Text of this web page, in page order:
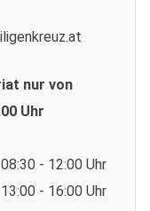
nur von
Uhr
08:30 - 12:00 Uhr
13:00 - 16:00 Uhr